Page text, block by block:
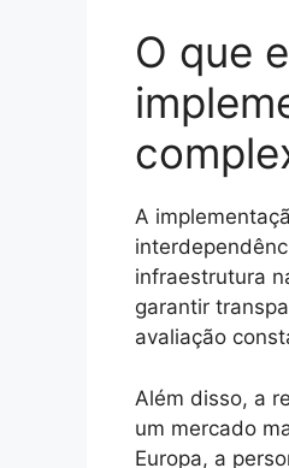
O que
A
infraestrutura
garantir
avaliação
Além disso, a
um mercado
Europa, a